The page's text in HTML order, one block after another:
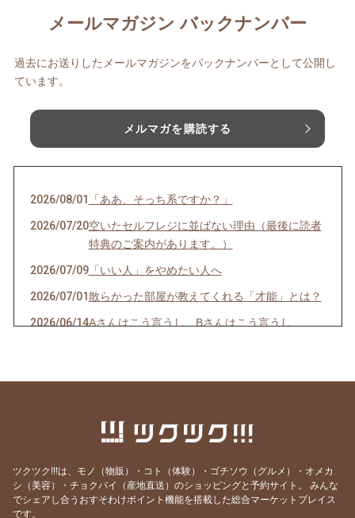
メールマガジン バックナンバー
過去にお送りしたメールマガジンをバックナンバーとして公開し
ています。
メルマガを購読する
2026/08/01 「ああ、そっち系ですか？」
2026/07/20空いたセルフレジに並ばない理由（最後に読者
特典のご案内があります。）
2026/07/09「いい人」をやめたい人へ
2026/07/01散らかった部屋が教えてくれる「才能」とは？
2026/06/14Aさんはこう言うし、Bさんはこう言うし…
護師さんの動画紹介です）
GW明け明け1週間が過ぎました。やる気が出な
い本当の理由
2026/05/03「すみません」が口グセになっていませんか？
ツクツク!!!は、モノ（物販）・コト（体験）・ゴチソウ（グルメ）・オメカ
シ（美容）・チョクバイ（産地直送）のショッピングと予約サイト。
みんな
でシェアし合うおすそわけポイント機能を搭載した総合マーケットプレイス
です。